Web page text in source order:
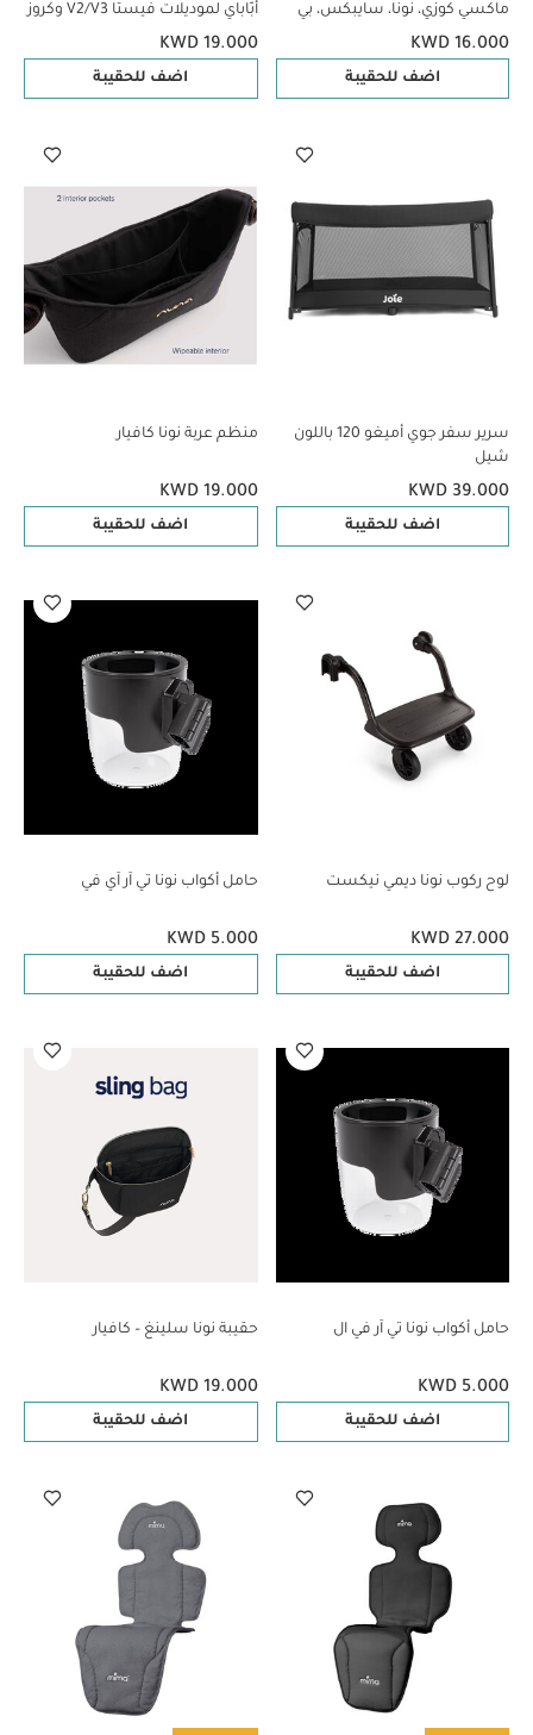
ماكسي كوزي، نونا، سايبكس، بي
سيف
KWD 16.000
اضف للحقيبة
أبّاباي لموديلات فيستا V2/V3 وكروز
V2، متوافقة مع مقاعد سيارات
ماكسي كوزي، نونا، سايبيكس وبي
KWD 19.000
اضف للحقيبة
سرير سفر جوي أميغو 120 باللون
شيل
KWD 39.000
اضف للحقيبة
منظم عربة نونا كافيار
KWD 19.000
اضف للحقيبة
لوح ركوب نونا ديمي نيكست
KWD 27.000
اضف للحقيبة
حامل أكواب نونا تي آر آي في
KWD 5.000
اضف للحقيبة
حامل أكواب نونا تي آر في ال
KWD 5.000
اضف للحقيبة
حقيبة نونا سلينغ – كافيار
KWD 19.000
اضف للحقيبة